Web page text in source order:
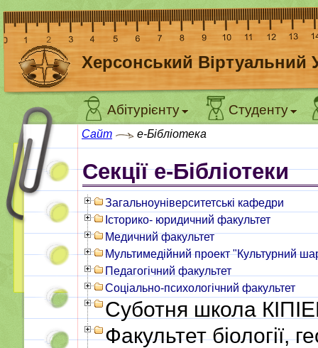
Херсонський Віртуальний
Абітурієнту Студенту
Сайт e-Бібліотека
Секції е-Бібліотеки
Загальноуніверситетські кафедри
Історико- юридичний факультет
Медичний факультет
Мультимедійний проект "Культурний
Педагогічний факультет
Соціально-психологічний факультет
Суботня школа
Факультет біології,